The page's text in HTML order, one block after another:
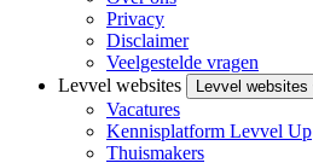
Privacy
Disclaimer
Veelgestelde vragen
Levvel websites
Levvel websites
Vacatures
Kennisplatform Levvel Up
Thuismakers